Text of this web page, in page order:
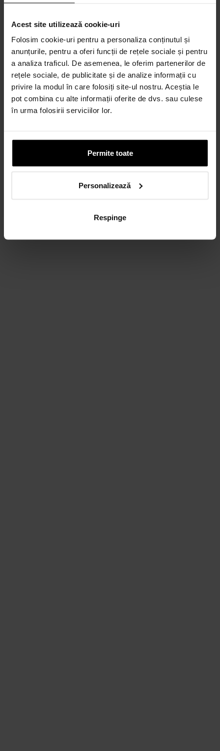
Acest site utilizează cookie-uri
Folosim cookie-uri pentru a personaliza conținutul și
anunțurile, pentru a oferi funcții de rețele sociale și pentru
a analiza traficul. De asemenea, le oferim partenerilor de
rețele sociale, de publicitate și de analize informații cu
privire la modul în care folosiți site-ul nostru. Aceștia le
pot combina cu alte informații oferite de dvs. sau culese
în urma folosirii serviciilor lor.
Permite toate
Personalizează
Respinge
Credit 100% Online prin UniCredit
Consumer Financing IF.N. S.A.
CALCULEAZĂ RATA
CARD AVANTAJ
Până la 24 de rate fără dobândă.